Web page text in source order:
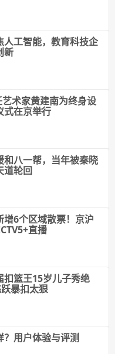
人工智能，教育科技企
新
术家黄建南为终身设
式在京举行
和八一帮，当年被秦晓
道轮回
增6个区域散票！京沪
直播
扣篮王15岁儿子秀绝
暴扣太狠
用户体验与评测